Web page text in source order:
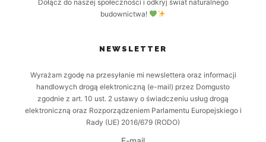
Dołącz do naszej społeczności i odkryj świat naturalnego
budownictwa!
NEWSLETTER
Wyrażam zgodę na przesyłanie mi newslettera oraz informacji
handlowych drogą elektroniczną (e-mail) przez Domgusto
zgodnie z art. 10 ust. 2 ustawy o świadczeniu usług drogą
elektroniczną oraz Rozporządzeniem Parlamentu Europejskiego i
Rady (UE) 2016/679 (RODO)